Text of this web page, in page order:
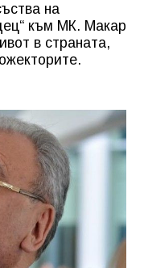
на
към МК. Макар
в страната,